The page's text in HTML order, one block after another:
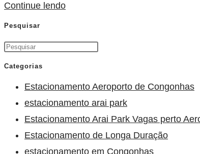
Continue lendo
Pesquisar
Categorias
Estacionamento Aeroporto de Congonhas
estacionamento arai park
Estacionamento Arai Park Vagas perto
Estacionamento de Longa Duração
estacionamento em Congonhas